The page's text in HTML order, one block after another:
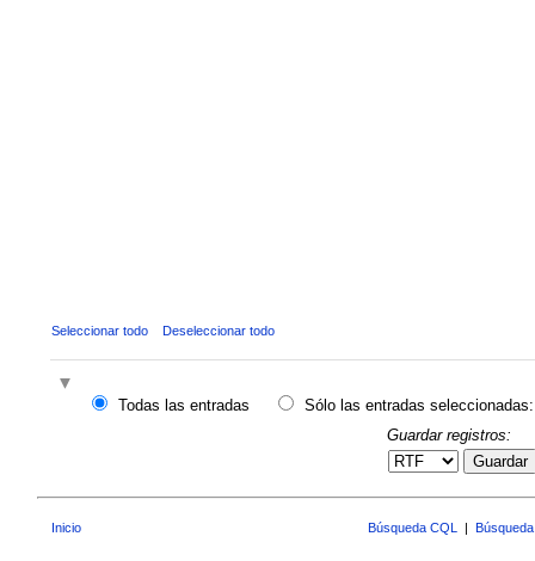
Seleccionar todo Deseleccionar todo
Todas las entradas
Sólo las entradas seleccionadas:
Guardar registros:
Guardar
Inicio Búsqueda CQL